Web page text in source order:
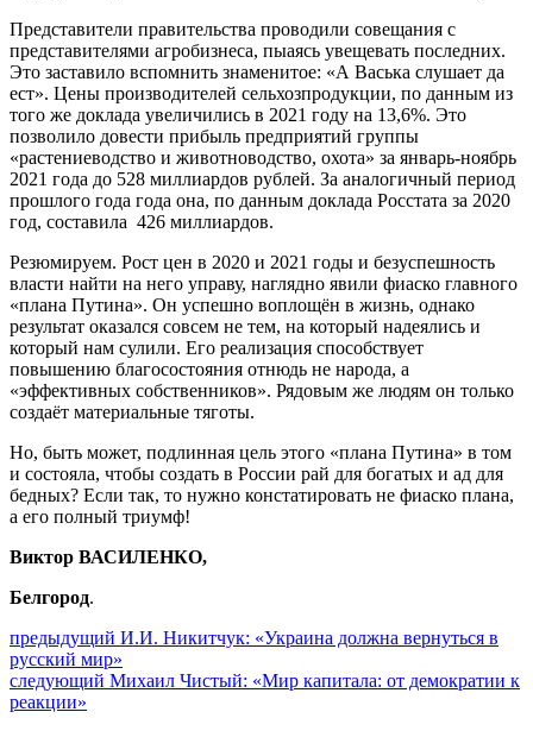
Представители правительства проводили совещания с
представителями агробизнеса, пыаясь увещевать последних.
Это заставило вспомнить знаменитое: «А Васька слушает да
ест». Цены производителей сельхозпродукции, по данным из
того же доклада увеличились в 2021 году на 13,6%. Это
позволило довести прибыль предприятий группы
«растениеводство и животноводство, охота» за январь-ноябрь
2021 года до 528 миллиардов рублей. За аналогичный период
прошлого года года она, по данным доклада Росстата за 2020
год, составила 426 миллиардов.
Резюмируем. Рост цен в 2020 и 2021 годы и безуспешность
власти найти на него управу, наглядно явили фиаско главного
«плана Путина». Он успешно воплощён в жизнь, однако
результат оказался совсем не тем, на который надеялись и
который нам сулили. Его реализация способствует
повышению благосостояния отнюдь не народа, а
«эффективных собственников». Рядовым же людям он только
создаёт материальные тяготы.
Но, быть может, подлинная цель этого «плана Путина» в том
и состояла, чтобы создать в России рай для богатых и ад для
бедных? Если так, то нужно констатировать не фиаско плана,
а его полный триумф!
Виктор ВАСИЛЕНКО,
Белгород.
Навигация
по
записям
предыдущий Предыдущий
пост:
И.И. Никитчук: «Украина должна вернуться в
русский мир»
следующий Следующее
Михаил Чистый: «Мир капитала: от демократии к
реакции»